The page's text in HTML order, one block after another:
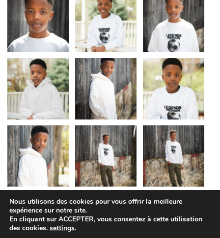
Nous utilisons des cookies pour vous offrir la meilleure
expérience sur notre site.
En cliquant sur ACCEPTER, vous consentez à cette utilisation
des cookies. settings.